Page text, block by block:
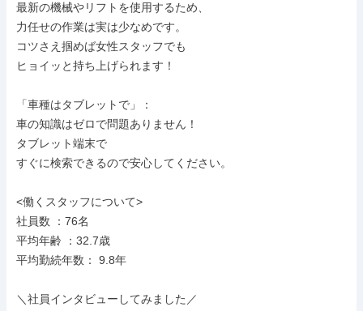
最新の機械やリフトを使用するため、
力任せの作業は実は少なめです。
コツさえ掴めば女性スタッフでも
ヒョイッと持ち上げられます！
「車種はタブレットで」：
車の知識はゼロで問題ありません！
タブレット端末で
すぐに検索できるので安心してください。
<働くスタッフについて>
社員数 ：76名
平均年齢 ：32.7歳
平均勤続年数： 9.8年
＼社員インタビューしてみました／